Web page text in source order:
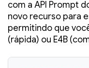
com a API Prompt
novo recurso para
permitindo que
(rápida) ou E4B